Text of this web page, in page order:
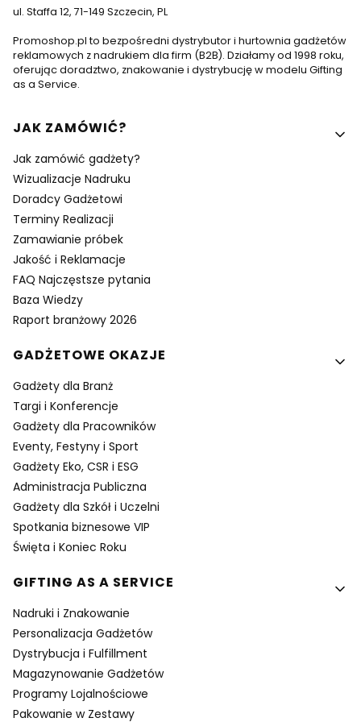
ul. Staffa 12, 71-149 Szczecin, PL
Promoshop.pl to bezpośredni dystrybutor i hurtownia gadżetów
reklamowych z nadrukiem dla firm (B2B). Działamy od 1998 roku,
oferując doradztwo, znakowanie i dystrybucję w modelu Gifting
as a Service.
Linki w stopce
JAK ZAMÓWIĆ?
Jak zamówić gadżety?
Wizualizacje Nadruku
Doradcy Gadżetowi
Terminy Realizacji
Zamawianie próbek
Jakość i Reklamacje
FAQ Najczęstsze pytania
Baza Wiedzy
Raport branżowy 2026
GADŻETOWE OKAZJE
Gadżety dla Branż
Targi i Konferencje
Gadżety dla Pracowników
Eventy, Festyny i Sport
Gadżety Eko, CSR i ESG
Administracja Publiczna
Gadżety dla Szkół i Uczelni
Spotkania biznesowe VIP
Święta i Koniec Roku
GIFTING AS A SERVICE
Nadruki i Znakowanie
Personalizacja Gadżetów
Dystrybucja i Fulfillment
Magazynowanie Gadżetów
Programy Lojalnościowe
Pakowanie w Zestawy